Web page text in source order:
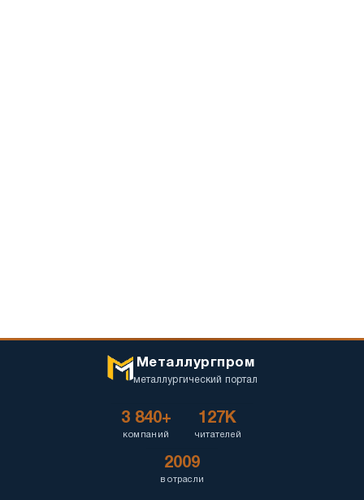
Металлургпром
металлургический портал
3 840+
компаний
127K
читателей
2009
в отрасли